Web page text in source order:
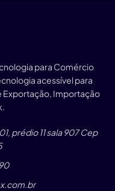
para Comércio
acessível para
Exportação, Importação
prédio 11 sala 907 Cep